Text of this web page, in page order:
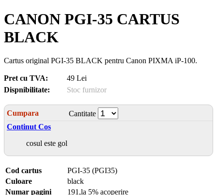
CANON PGI-35 CARTUS
BLACK
Cartus original PGI-35 BLACK pentru Canon PIXMA iP-100.
Pret cu TVA:
49 Lei
Dispnibilitate:
Stoc furnizor
Cumpara
Cantitate
Continut Cos
cosul este gol
Cod cartus
PGI-35 (PGI35)
Culoare
black
Numar pagini
191,la 5% acoperire